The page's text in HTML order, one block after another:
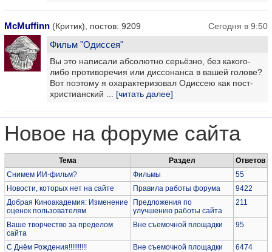
McMuffinn (Критик), постов: 9209 Сегодня в 9:50
Фильм "Одиссея"
Вы это написали абсолютно серьёзно, без какого-
либо противоречия или диссонанса в вашей голове?
Вот поэтому я охарактеризовал Одиссею как пост-
христианский ... [читать далее]
Новое на форуме сайта
Тема Раздел
Ответов
Снимем ИИ-фильм?
Фильмы
55
Новости, которых нет на сайте
Правила работы форума
9422
Добрая Киноакадемия: Изменение
оценок пользователям
Предложения по
улучшению работы сайта
211
Ваше творчество за пределом
сайта
Вне съемочной площадки 95
С Днём Рождения!!!!!!!!!! Вне съемочной площадки 6474